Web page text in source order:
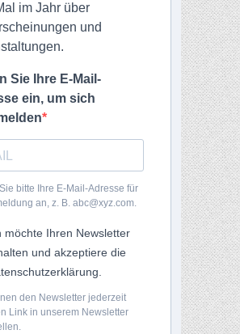
im Jahr über
und
Sie Ihre E-Mail-
ein, um sich
bitte Ihre E-Mail-Adresse für
an, z. B. abc@xyz.com.
möchte Ihren Newsletter
und akzeptiere die
den Newsletter jederzeit
Link in unserem Newsletter